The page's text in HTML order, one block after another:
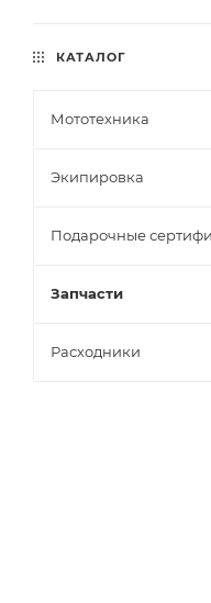
КАТАЛОГ
Мототехника
Экипировка
Подарочные
Запчасти
Расходники